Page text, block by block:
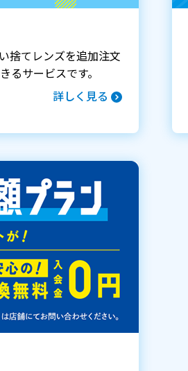
捨てレンズを追加注文
るサービスです。
詳しく見る